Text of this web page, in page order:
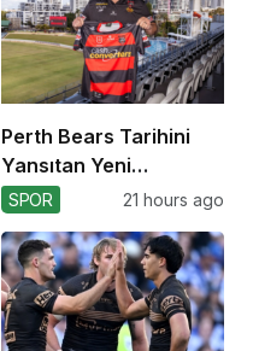
Perth Bears Tarihini
Yansıtan Yeni
Formasını Tanıttı
SPOR 21 hours ago